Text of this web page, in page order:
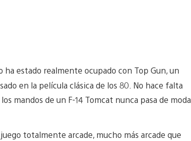
ha estado realmente ocupado con Top Gun, un
en la película clásica de los 80. No hace falta
mandos de un F-14 Tomcat nunca pasa de moda.
totalmente arcade, mucho más arcade que